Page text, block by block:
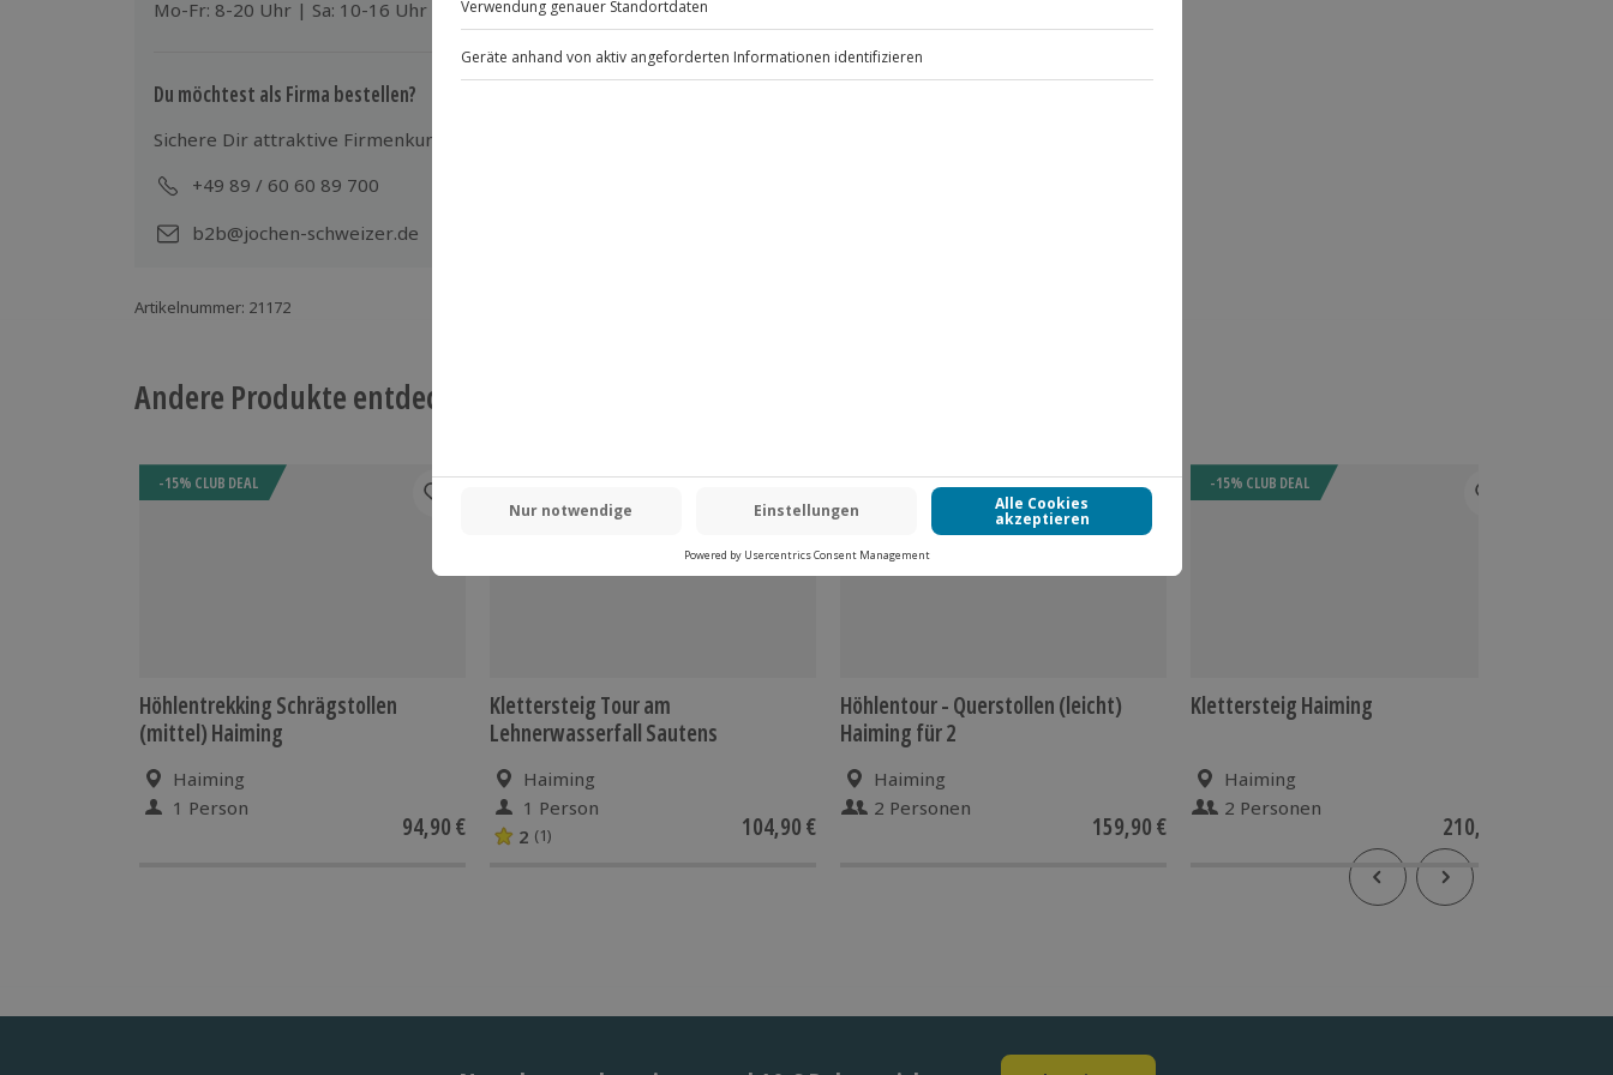
Wird gestellt: Stirn Lampe, Helm, Schuhe mit Neopren Socken
Teilnehmer
Gruppengröße: bis zu 30 Personen
Mo-Fr: 8-20 Uhr | Sa: 10-16 Uhr
Du möchtest als Firma bestellen?
Sichere Dir attraktive Firmenkunden Vorteile.
+49 89 / 60 60 89 700
b2b@jochen-schweizer.de
Artikelnummer: 21172
Andere Produkte entdecken
-15% CLUB DEAL
Höhlentrekking Schrägstollen
(mittel) Haiming
Haiming
1 Person
94,90 €
-15% CLUB DEAL
Klettersteig Tour am
Lehnerwasserfall Sautens
Haiming
1 Person
2 (1) 104,90 €
-15% CLUB DEAL
Höhlentour - Querstollen (leicht)
Haiming für 2
Haiming
2 Personen
159,90 €
-15% CLUB DEAL
Klettersteig Haiming
Haiming
2 Personen
210,90 €